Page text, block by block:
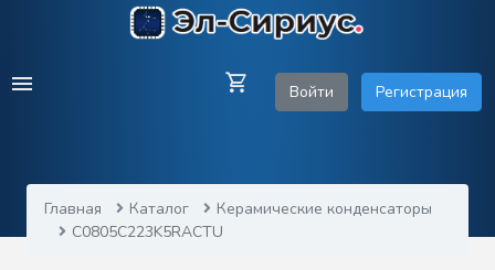
Войти Регистрация
Главная Каталог
Керамические конденсаторы
C0805C223K5RACTU